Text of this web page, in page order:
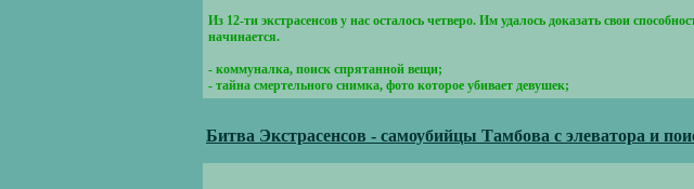
Из 12-ти экстрасенсов у нас осталось четверо. Им удалось доказать свои
начинается.
- коммуналка, поиск спрятанной вещи;
- тайна смертельного снимка, фото которое убивает девушек;
Битва Экстрасенсов - самоубийцы Тамбова с элеватора и